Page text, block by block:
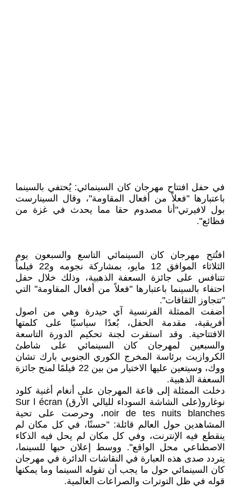
في حفل افتتاح مهرجان كان السينمائي: يُحتفي بالسينما
باعتبارها "فعلاً من أفعال المقاومة"، وقال السينارست
بول لافيرتي"أنا مصدوم حقا مما يحدث في غزة من
فظائع".
افتُتح مهرجان كان السينمائي التاسع والسبعون يوم
الثلاثاء الموافق 12 مايو، بمشاركة نجومه و22 فيلماً
تتنافس على جائزة السعفة الذهبية، وذلك خلال حفل
احتفاء بالسينما باعتبارها "فعلاً من أفعال المقاومة" التي
"تتجاوز الثقافات".
أضفت الممثلة الفرنسية آي حيدرة وهي من اصول
أفريقية، مقدمة الحفل، بُعدًا سياسيًا على كلمتها
الافتتاحية. وقد استقرت لجنة تحكيم الدورة التاسعة
والسبعين لمهرجان كان السينمائي على شاطئ
الكروازيت برئاسة المخرج الكوري الجنوبي بارك تشان
ووك، وسيتعين عليها الاختيار من بين 22 فيلمًا لمنح جائزة
السعفة الذهبية.
دخلت الممثلة إلى قاعة المهرجان على أنغام أغنية كلود
نوغارو(على الشاشة السوداء لليالي الأرق) Sur l écran
noir de tes nuits blanches، وحرصت على تحية
المشاهدين حول العالم قائلة: "حسنًا، في كل مكان لم
ينقطع فيه الإنترنت، وفي كل مكان لم يحل فيه الذكاء
الاصطناعي محل الواقع". ووسط إعلان حبها للسينما،
يتردد صدى هذه العبارة في النقاشات الدائرة في مهرجان
كان السينمائي حول ما يجب أن تقوله السينما وما يمكنها
قوله في ظل التوترات والصراعات العالمية.